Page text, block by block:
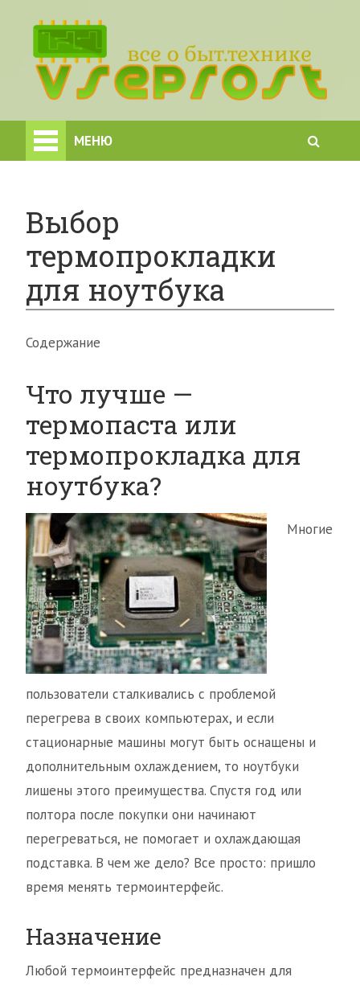
МЕНЮ
Выбор
термопрокладки
для ноутбука
Содержание
Что лучше —
термопаста или
термопрокладка для
ноутбука?
Многие
пользователи сталкивались с проблемой
перегрева в своих компьютерах, и если
стационарные машины могут быть оснащены и
дополнительным охлаждением, то ноутбуки
лишены этого преимущества. Спустя год или
полтора после покупки они начинают
перегреваться, не помогает и охлаждающая
подставка. В чем же дело? Все просто: пришло
время менять термоинтерфейс.
Назначение
Любой термоинтерфейс предназначен для